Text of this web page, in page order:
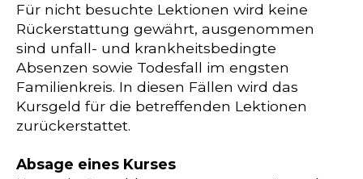
Für nicht besuchte Lektionen wird keine
Rückerstattung gewährt, ausgenommen
sind unfall- und krankheitsbedingte
Absenzen sowie Todesfall im engsten
Familienkreis. In diesen Fällen wird das
Kursgeld für die betreffenden Lektionen
zurückerstattet.
Absage eines Kurses